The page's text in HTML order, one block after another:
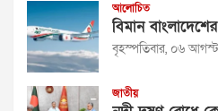
আলোচিত
বিমান
বৃহস্পতিবার, ০৬
জাতীয়